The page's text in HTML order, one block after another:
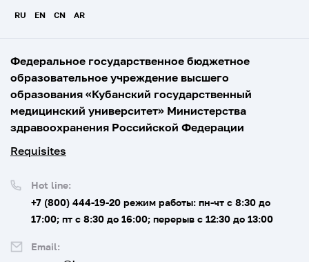
RU EN CN AR
Федеральное государственное бюджетное
образовательное учреждение высшего
образования «Кубанский государственный
медицинский университет» Министерства
здравоохранения Российской Федерации
Requisites
Hot line:
+7 (800) 444-19-20 режим работы: пн-чт с 8:30 до
17:00; пт с 8:30 до 16:00; перерыв с 12:30 до 13:00
Email: